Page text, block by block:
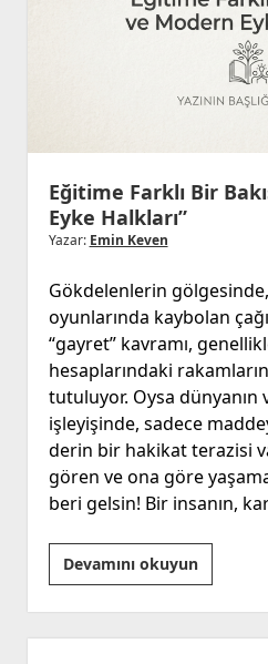
Gizlilik
Çerez
Eğitime Farklı Bir
Eyke Halkları”
Yazar: Emin Keven
Gökdelenlerin
oyunlarında kaybolan
“gayret” kavramı,
hesaplarındaki
tutuluyor. Oysa dünyanın
işleyişinde, sadece
derin bir hakikat terazisi
gören ve ona göre
beri gelsin! Bir insanın,
Devamını okuyunEğitime
Farklı
Bir
Bakış